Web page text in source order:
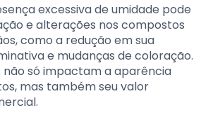
excessiva de umidade pode
e alterações nos compostos
como a redução em sua
e mudanças de coloração.
não só impactam a aparência
mas também seu valor